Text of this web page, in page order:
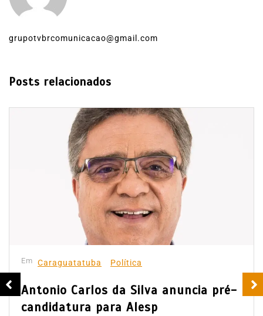
grupotvbrcomunicacao@gmail.com
Posts relacionados
Em Caraguatatuba Política
Antonio Carlos da Silva anuncia pré-
candidatura para Alesp